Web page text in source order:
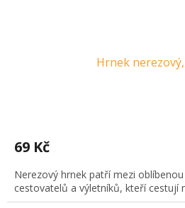
Hrnek
69 Kč
Nerezový hrnek patří mezi
cestovatelů a výletníků, kteří cestují